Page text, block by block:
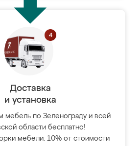
Доставка
и установка
мебель по Зеленограду и всей
области бесплатно!
мебели: 10% от стоимости